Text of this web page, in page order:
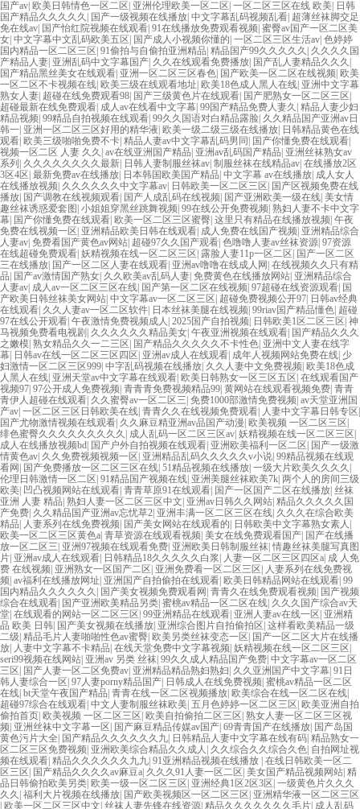
国产av| 欧美日韩情色一区二区| 亚洲伦理欧美一区二区| 一区二区三区在线 欧美| 日韩
国产精品久久久久久 | 国产一级视频在线播放| 中文字幕乱码视频乱看| 超薄丝袜脚交足
免在线av| 国产怡红院视频在线观看| 91在线播放免费观看视频| 蜜臀av国产一区二区美
女| 中文字幕中文乱码欧美五区| 国产成人小视频你懂的| 一区二区三区生活av| 色婷婷
国内精品一区二区三区| 91偷拍与自偷拍亚洲精品| 精品国产99久久久久久 | 久久久久国
产精品人妻| 亚洲乱码中文字幕国产| 久久在线观看免费播放| 国产乱人妻精品久久久 |
国产精品黑丝美女在线观看| 亚洲一区二区三区春色| 国产欧美一区二区在线视频| 欧美
一区二区不卡视频在线| 欧美三级在线观看地址| 欧美18色成人黑人在线| 亚洲中文字幕
熟女人妻| 超碰在线免费观看98| 国产三级黄色片在线观看| 国产肥熟女一区二区三区|
超碰最新在线免费观看| 成人av在线看中文字幕| 99国产精品免费人妻久 | 精品人妻少妇
精品视频| 99精品自拍视频在线观看| 99久久国语对白精品露脸| 久久精品国产亚洲av日
韩一| 亚洲一区二区三区好用的精华液| 欧美一级二级三级在线播放| 日韩精品黄色在线
观看| 欧美三级啪啪免费不卡| 精品人妻av中文字幕乱码男同| 国产你懂免费在线观看|
视频一区二区 人妻 久久 | av在线亚洲国产精品| 亚洲av乱码国产精品| 亚洲丝袜熟女av
系列| 久久久久久久久久最新| 日韩人妻制服丝袜av| 制服丝袜在线精品av| 在线播放2区
3区4区| 最新免费av在线播放| 日本韩国欧美国产精品| 中文字幕 av在线播放| 成人女人
在线播放视频| 久久久久久久中文字幕av| 日韩欧美一区二区三区| 国产区视频免费在线
播放| 国产调教在线视频观看| 国产人成乱码在线视频| 国产亚洲欧美一级在线| 美女情
趣丝袜诱惑爱套图| 小姐姐穿黑丝跳舞视频| 99在线公开免费视频| 熟妇人妻不卡中文字
幕| 国产你懂免费在线观看| 欧美一区二区三区蜜臀| 这里只有精品在线播放视频| 午夜
免费在线视频一区| 亚洲精品欧美日韩在线观看| 成人免费在线国产视频| 亚洲精品综合
人妻av| 免费看国产黄色av网站| 超碰97久久国产观看| 色噜噜人妻av丝袜资源| 97资源
在线超碰免费观看| 妖精视频在线一区二区三区| 露脸人妻11p一区二区| 国产一区二区
三在线播放| 国产一区二区人妻在线观看| 亚洲av噜噜在线成人网| 在线视频久久只有精
品| 国产av激情国产熟女| 久久欧美av乱码人妻| 免费黄色在线播放网站| 亚洲精品综合
人妻av| 成人av一区二区三区在线| 国产第一区二区在线视频| 97超碰在线资源观看| 国
产欧美日韩丝袜美女网站| 中文字幕av一区二区三区| 超碰免费视频公开97| 日韩av经典
在线观看| 久久人妻av一区二区软件| 日本丝袜美腿在线视频| 99riav国产精品懂色| 超碰
97在线公开观看| 午夜激情免费视频成人 | 2025国产自拍视频| 日韩欧美1区二区三区| 神
马视频免费看电视剧| 久久久久久久精品美女| 午夜亚洲视频在线观看| 国产精品久久久
之嫩模| 熟女精品久久一二三区| 国产精品久久久久久不卡性色| 亚洲中文人妻在线字
幕| 日韩av在线一区二区三区四区| 亚洲av成人在线观看| 成年人视频网站免费在线| 少
妇激情一区二区三区999| 中字乱码视频在线播放| 久久人妻中文免费视频| 欧美18色成
人黑人在线| 亚洲天堂av中文字幕在线观看| 欧美日韩熟女一区三区五区| 在线观看国产
视频97| 97公开成人免费视频| 青青青免费视频精品99| 黄网站在线观看视频免费| 青青
青伊人超碰在线观看| 久久蜜臀av一区二区三| 免费1000部激情免费视频| av天堂亚洲国
产av| 一区二区三区日韩欧美在线| 青青久久在线视频免费观看| 人妻中文字幕日韩专区|
国产尤物激情视频在线观看| 久久麻豆精亚洲av品国产动漫| 欧美视频 一区二区三区|
绯色蜜臀久久久久久久久久久 | 成人乱码一区二区三区av| 妖精视频在线一区二区三区|
成人在线播放视频bd| 国产户外自拍视频在线观看| 亚洲欧美福利一区二区| 国产一级激
情黄色av| 久久免费视频视频一区| 亚洲精品乱码久久久久久v小说| 99精品视频在线观
看网| 国产免费播放一区二区三区在线| 51精品视频在线播放| 一级大片欧美久久久久 |
伦理日韩激情一区二区| 91精品国产视频在线| 亚洲美腿丝袜欧美7k| 两个人的房间三级
欧美| 凹凸视频网站在线观看| 青青草原91在线观看| 国产一区国产二区在线播放| 丝袜
亚洲 人妻 精品| 熟妇人妻一区二区三区中文| 亚洲av日韩久久网站| 精品久久久久久国
产免费| 久久精品国产亚洲av忘忧草2| 亚洲丰满一区二区三区在线| 久久久在综合欧美
精品| 人妻系列在线免费视频| 国产美女网站在线观看的| 日韩欧美中文字幕熟女素人 |
欧美一区二区三区黄色a| 青草资源在线观看视频| 美女在线免费观看国产| 国产在线播
放一区二区三| 亚洲97视频在线观看免费| 亚洲欧美日韩制服丝袜| 情趣丝袜美腿写真图
片| 亚洲av成人在线观看| 日韩精品18久久久久久白浆| 人妻一区二区三区四区a| 成 人免
费 在线视频| 亚洲熟女一区国产二区| 亚洲免费看一区二区三区| 人妻系列在线免费视
频| av福利在线播放网址| 亚洲国产自拍偷拍在线观看| 欧美日韩精品网站在线观看| 99
国内精品久久久久久久 | 国产美女视频免费观看网| 青青久在线免费观看视频| 国产视频
综合在线观看| 国产亚洲欧美精品另类| 蜜桃av精品一区二区在线| 久久久国产综合av天
堂| 在线观看的网站一区二区三区| 99亚洲精品在线观看| 亚洲人妻av在线一区| 亚洲精
品 欧美 日韩| 国产美女视频在线播放| 亚洲综合图片自拍偷拍区| 这样看欧美精品一级
二级| 精品毛片人妻啪啪性色av蜜臀| 欧美另类丝袜变态一区| 国产一区二区大片在线播
放| 人妻中文字幕不卡精品| 在线天堂免费中文字幕视频| 妖精视频在线一区二区三区|
seri99视频在线网站| 亚洲av 另类 丝袜| 99久久成人精品国产免费| 中文字幕av一区二区
三区| 国产人妻一区二区免费av| 亚洲精品精品熟妇熟妇| 久久亚洲国产中文字幕| 91日
韩人妻综合一区| 97人妻porny精品国产| 日韩成人在线免费视频| 蜜桃av精品一区二区
在线| bt天堂午夜国产精品| 青青在线一区二区视频播放| 欧美综合在线一区二区在线|
超碰97综合在线观看| 中文人妻制服丝袜欧美| 五月色婷婷一区二区三区| 欧美亚洲自拍
偷拍首页| 欧美视频 一区二区三区| 欧美自拍偷拍二区三区| 熟女人妻一区二区三区视
频| 亚洲丝袜中文字幕一区| 国产麻豆精品传媒av国产| 69青青国产在线播放| 国产岛国
黄色污片大全| 国产精品久久久久久久九| 日韩精品人妻中文字幕在线有码| 精品熟女一
区二区三区免费视频| 亚洲欧美综合精品久久成人 | 久久综合久久综合久色| 自拍网址视
频在线观看| 精品久久久久久久九九| 91亚洲精品视频在线播放 | 在线日韩欧美一区二
区三区| 国产精品久久久久av麻豆a| 久久久91人妻一区二区| 美女国产精品视频网站| 精
品日韩偷拍欧美另类| 欧美一级一区二区三区| 亚洲经典1区2区3区| 一级黄色片久久久
久久 | 福利大片视频在线播放| 国产欧美视频区一区二区三区| 亚洲精华液一区二区三区
| 欧美一区二区三区中文| 丝袜人妻先锋在线资源| 精品久久久久久久久毛片| 成人乱码